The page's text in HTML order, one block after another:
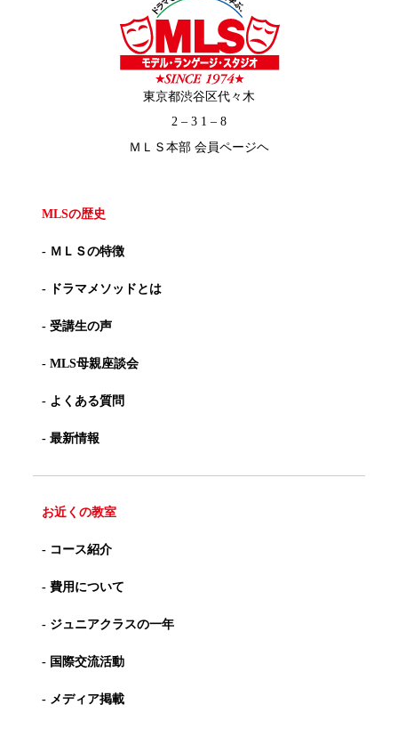
東京都渋谷区代々木
2 – 3 1 – 8
ＭＬＳ本部 会員ページヘ
MLSの歴史
- ＭＬＳの特徴
- ドラマメソッドとは
- 受講生の声
- MLS母親座談会
- よくある質問
- 最新情報
お近くの教室
- コース紹介
- 費用について
- ジュニアクラスの一年
- 国際交流活動
- メディア掲載